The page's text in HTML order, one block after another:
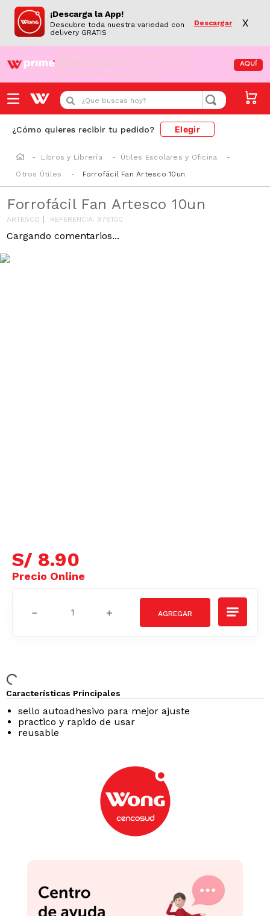
¡Descarga la App!
Descubre toda nuestra variedad con
delivery GRATIS
Descargar X
¡Aún no eres Wong Prime! Aprovecha el
DESPACHO GRATIS en tus compras de
supermercado desde S/79.90
AQUÍ
¿Que buscas hoy?
¿Cómo quieres recibir tu pedido? Elegir
Libros y Librería
Útiles Escolares y Oficina
Otros Útiles
Forrofácil Fan Artesco 10un
Forrofácil Fan Artesco 10un
ARTESCO REFERENCIA: 978100
Cargando comentarios...
S/ 8.90
＋
－
Características Principales
sello autoadhesivo para mejor ajuste
practico y rapido de usar
reusable